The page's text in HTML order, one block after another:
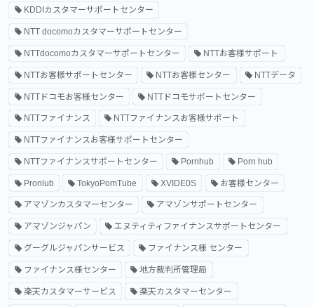
KDDIカスタマーサポートセンター
NTT docomoカスタマーサポートセンター
NTTdocomoカスタマーサポートセンター NTTお客様サポート
NTTお客様サポートセンター NTTお客様センター NTTデータ
NTTドコモお客様センター NTTドコモサポートセンター
NTTファイナンス NTTファイナンスお客様サポート
NTTファイナンスお客様サポートセンター
NTTファイナンスサポートセンター Pornhub Porn hub
Pronlub TokyoPomTube XVIDE0S お客様センター
アマゾンカスタマーセンター アマゾンサポートセンター
アマゾンジャパン エヌティティファイナンスサポートセンター
グーグルジャパンサービス ファイナンス様 センター
ファイナンス様センター 地方裁判所管理局
楽天カスタマーサービス 楽天カスタマーセンター